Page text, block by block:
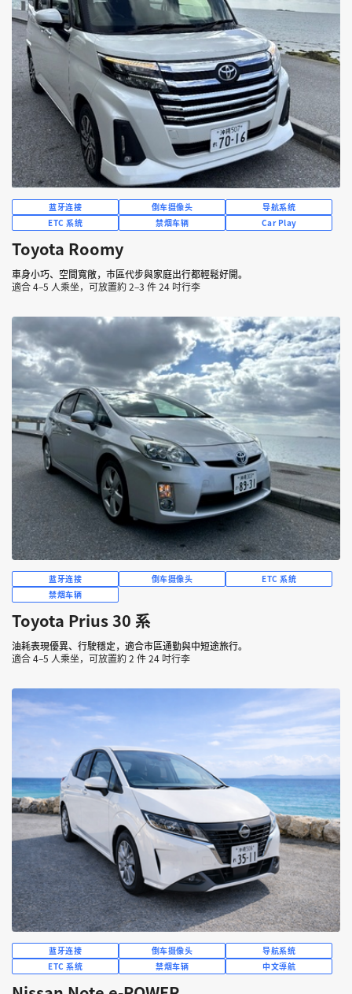
蓝牙连接 倒车摄像头
导航系统
ETC 系统
禁烟车辆 Car Play
Toyota Roomy
車身小巧、空間寬敞，市區代步與家庭出行都輕鬆好開。
適合 4–5 人乘坐，可放置約 2–3 件 24 吋行李
蓝牙连接 倒车摄像头
ETC 系统
禁烟车辆
Toyota Prius 30 系
油耗表現優異、行駛穩定，適合市區通勤與中短途旅行。
適合 4–5 人乘坐，可放置約 2 件 24 吋行李
蓝牙连接 倒车摄像头
导航系统
ETC 系统
禁烟车辆 中文導航